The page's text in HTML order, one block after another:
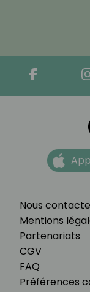
Nous
Mentions
Partenariats
CGV
FAQ
Préférences